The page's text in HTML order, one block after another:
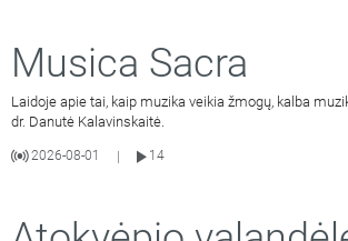
Musica Sacra
Laidoje apie tai, kaip muzika veikia žmogų, kalba
dr. Danutė Kalavinskaitė.
2026-08-01
14